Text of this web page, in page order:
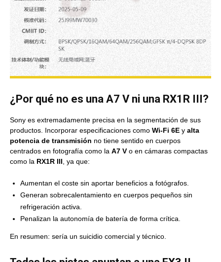
¿Por qué no es una A7 V ni una RX1R III?
Sony es extremadamente precisa en la segmentación de sus
productos. Incorporar especificaciones como Wi-Fi 6E y alta
potencia de transmisión no tiene sentido en cuerpos
centrados en fotografía como la A7 V o en cámaras compactas
como la RX1R III , ya que:
Aumentan el coste sin aportar beneficios a fotógrafos.
Generan sobrecalentamiento en cuerpos pequeños sin
refrigeración activa.
Penalizan la autonomía de batería de forma crítica.
En resumen: sería un suicidio comercial y técnico.